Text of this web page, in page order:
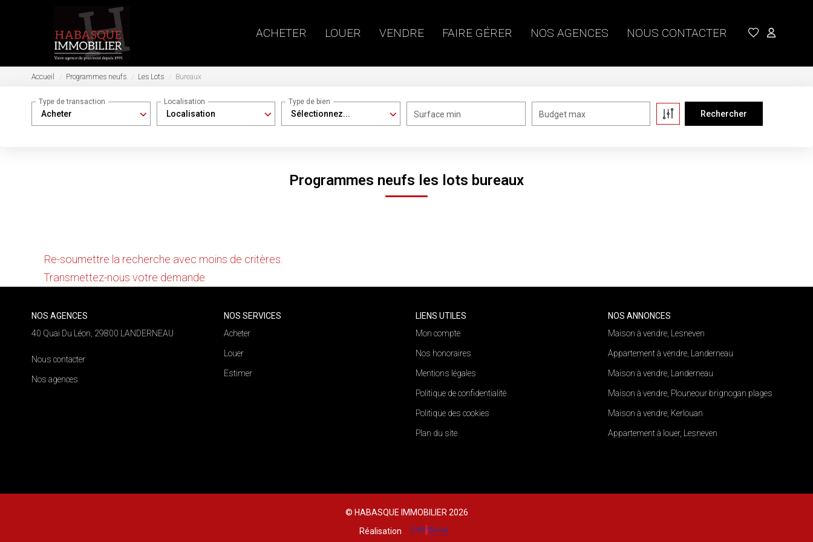
ACHETER LOUER VENDRE FAIRE GÉRER NOS AGENCES NOUS CONTACTER
Accueil Programmes neufs Les Lots Bureaux
Acheter
Type de transaction
Localisation
Localisation
Sélectionnez...
Type de bien
Surface min Budget max
Programmes neufs les lots bureaux
Re-soumettre la recherche avec moins de critères.
Transmettez-nous votre demande
NOS AGENCES
40 Quai Du Léon, 29800 LANDERNEAU
Nous contacter
Nos agences
NOS SERVICES
Acheter
Louer
Estimer
LIENS UTILES
Mon compte
Nos honoraires
Mentions légales
Politique de confidentialité
Politique des cookies
Plan du site
NOS ANNONCES
Maison à vendre, Lesneven
Appartement à vendre, Landerneau
Maison à vendre, Landerneau
Maison à vendre, Plouneour brignogan plages
Maison à vendre, Kerlouan
Appartement à louer, Lesneven
© HABASQUE IMMOBILIER 2026
Réalisation